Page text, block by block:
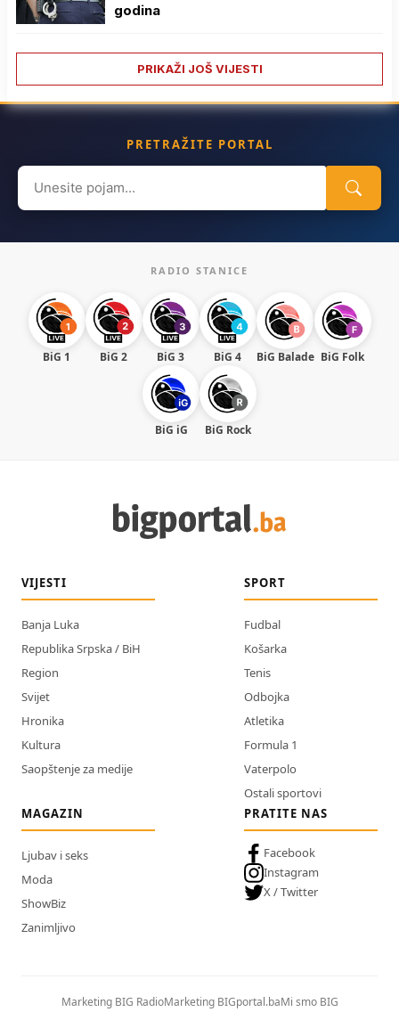
godina
PRIKAŽI JOŠ VIJESTI
PRETRAŽITE PORTAL
Search
for:
RADIO STANICE
BiG 1 BiG 2 BiG 3 BiG 4 BiG Balade BiG Folk
BiG iG BiG Rock
VIJESTI
Banja Luka
Republika Srpska / BiH
Region
Svijet
Hronika
Kultura
Saopštenje za medije
SPORT
Fudbal
Košarka
Tenis
Odbojka
Atletika
Formula 1
Vaterpolo
Ostali sportovi
MAGAZIN
Ljubav i seks
Moda
ShowBiz
Zanimljivo
PRATITE NAS
Facebook
Instagram
X / Twitter
Marketing BIG RadioMarketing BIGportal.baMi smo BIG